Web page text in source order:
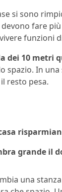
si sono
fare
funzioni
dei 10 metri
spazio. In
resto pesa.
grande il
una